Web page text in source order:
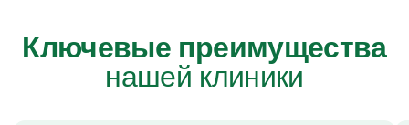
Ключевые преимущества
нашей клиники